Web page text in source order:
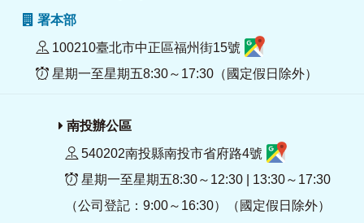
署本部
100210臺北市中正區福州街15號
星期一至星期五8:30～17:30（國定假日除外）
南投辦公區
540202南投縣南投市省府路4號
星期一至星期五8:30～12:30 | 13:30～17:30
（公司登記：9:00～16:30）（國定假日除外）